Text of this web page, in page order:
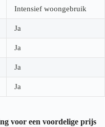
Intensief woongebruik
Ja
Ja
Ja
Ja
voor een voordelige prijs